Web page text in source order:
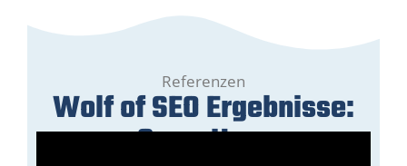
Referenzen
Wolf of SEO Ergebnisse:
GreenHero